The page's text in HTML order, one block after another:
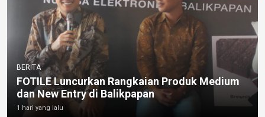
BERITA
FOTILE Luncurkan Rangkaian Produk Medium
dan New Entry di Balikpapan
1 hari yang lalu